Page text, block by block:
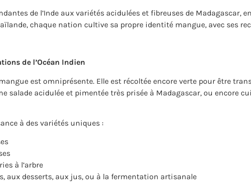
de l’Inde aux variétés acidulées et fibreuses de Madagascar,
chaque nation cultive sa propre identité mangue, avec ses
de l’Océan Indien
est omniprésente. Elle est récoltée encore verte pour être
salade acidulée et pimentée très prisée à Madagascar, ou encore
à des variétés uniques :
à l’arbre
aux desserts, aux jus, ou à la fermentation artisanale